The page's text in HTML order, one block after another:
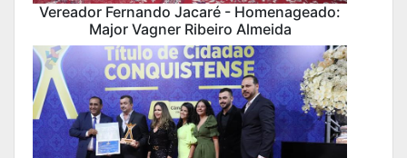
Vereador Fernando Jacaré - Homenageado:
Major Vagner Ribeiro Almeida